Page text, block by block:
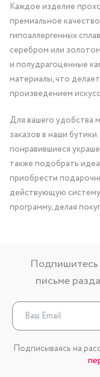
Каждое изделие
премиальное
гипоаллергенных
серебром или
и полудрагоценные
материалы, что
произведением
Для вашего удобства
заказов в наши
понравившиеся
также подобрать
приобрести
действующую
программу, делая
письме
Подписываясь на